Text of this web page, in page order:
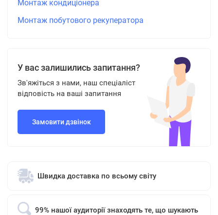
Монтаж кондиціонера
Монтаж побутового рекуператора
У вас залишились запитання?
Зв'яжіться з нами, наш спеціаліст
відповість на ваші запитання
Замовити дзвінок
Швидка доставка по всьому світу
99% нашої аудиторії знаходять те, що шукають